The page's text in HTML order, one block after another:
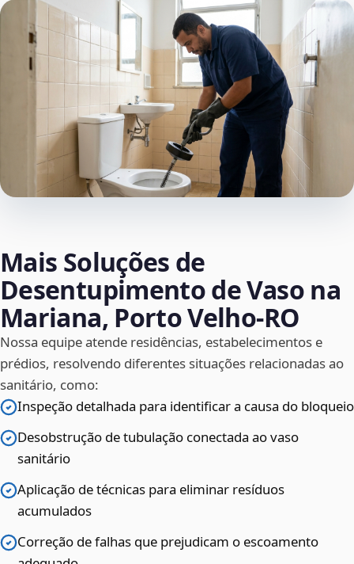
Mais Soluções de
Desentupimento de Vaso na
Mariana, Porto Velho‑RO
Nossa equipe atende residências, estabelecimentos e
prédios, resolvendo diferentes situações relacionadas ao
sanitário, como:
Inspeção detalhada para identificar a causa do bloqueio
Desobstrução de tubulação conectada ao vaso
sanitário
Aplicação de técnicas para eliminar resíduos
acumulados
Correção de falhas que prejudicam o escoamento